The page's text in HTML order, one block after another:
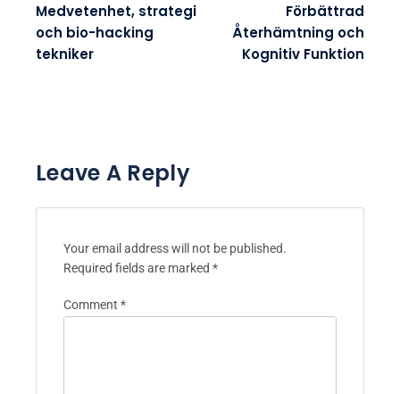
Medvetenhet, strategi
och bio-hacking
tekniker
Förbättrad
Återhämtning och
Kognitiv Funktion
Leave A Reply
Your email address will not be published.
Required fields are marked *
Comment *